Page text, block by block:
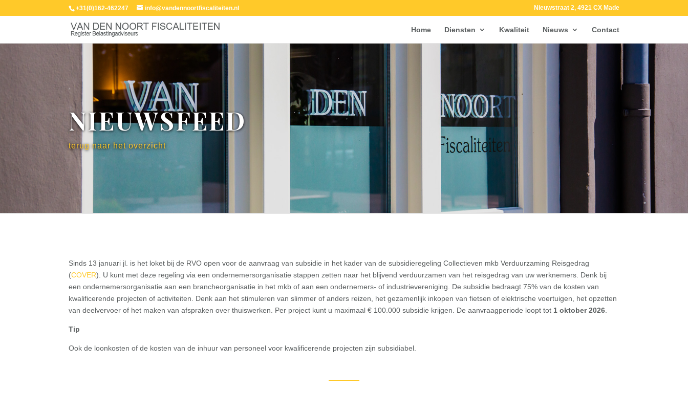
+31(0)162-462247 info@vandennoortfiscaliteiten.nl Nieuwstraat 2, 4921 CX Made
Home Diensten Kwaliteit Nieuws Contact
NIEUWSFEED
terug naar het overzicht
Sinds 13 januari jl. is het loket bij de RVO open voor de aanvraag van subsidie in het kader van de subsidieregeling Collectieven mkb Verduurzaming Reisgedrag
(COVER). U kunt met deze regeling via een ondernemersorganisatie stappen zetten naar het blijvend verduurzamen van het reisgedrag van uw werknemers. Denk bij
een ondernemersorganisatie aan een brancheorganisatie in het mkb of aan een ondernemers- of industrievereniging. De subsidie bedraagt 75% van de kosten van
kwalificerende projecten of activiteiten. Denk aan het stimuleren van slimmer of anders reizen, het gezamenlijk inkopen van fietsen of elektrische voertuigen, het opzetten
van deelvervoer of het maken van afspraken over thuiswerken. Per project kunt u maximaal € 100.000 subsidie krijgen. De aanvraagperiode loopt tot 1 oktober 2026
Tip
Ook de loonkosten of de kosten van de inhuur van personeel voor kwalificerende projecten zijn subsidiabel.